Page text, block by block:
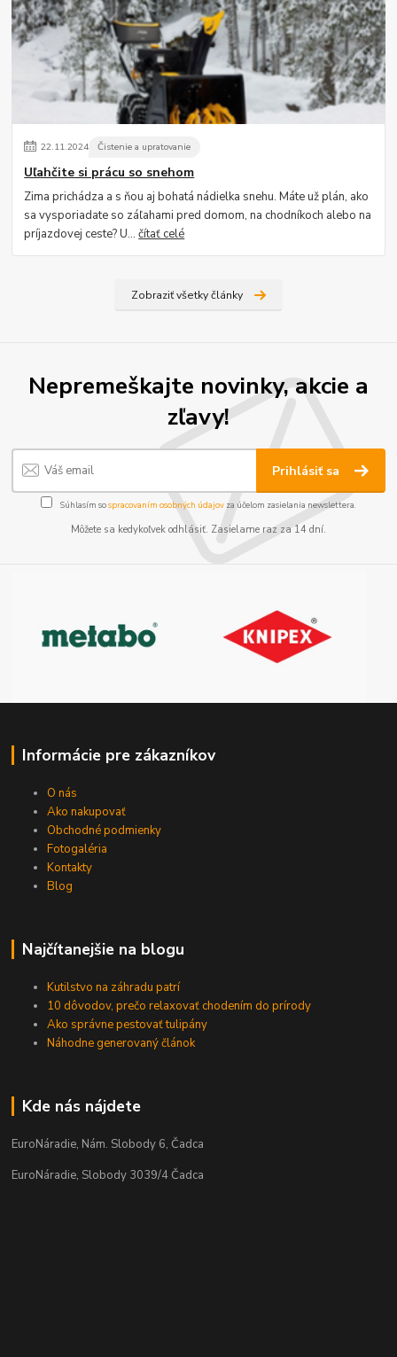
22.11.2024 Čistenie a upratovanie
Uľahčite si prácu so snehom
Zima prichádza a s ňou aj bohatá nádielka snehu. Máte už plán, ako
sa vysporiadate so záľahami pred domom, na chodníkoch alebo na
príjazdovej ceste? U...čítať celé
Zobraziť všetky články
Nepremeškajte novinky, akcie a
zľavy!
Prihlásiť sa
Súhlasím sospracovaním osobných údajov za účelom zasielania newslettera.
Môžete sa kedykoľvek odhlásiť. Zasielame raz za 14 dní.
Informácie pre zákazníkov
O nás
Ako nakupovať
Obchodné podmienky
Fotogaléria
Kontakty
Blog
Najčítanejšie na blogu
Kutilstvo na záhradu patrí
10 dôvodov, prečo relaxovať chodením do prírody
Ako správne pestovať tulipány
Náhodne generovaný článok
Kde nás nájdete
EuroNáradie, Nám. Slobody 6, Čadca
EuroNáradie, Slobody 3039/4 Čadca